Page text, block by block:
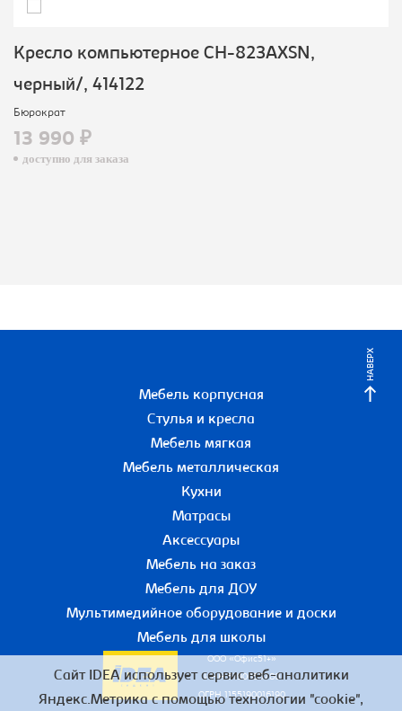
Кресло компьютерное CH-823AXSN,
черный/, 414122
Бюрократ
13 990 ₽
доступно для заказа
НАВЕРХ
Мебель корпусная
Стулья и кресла
Мебель мягкая
Мебель металлическая
Кухни
Матрасы
Аксессуары
Мебель на заказ
Мебель для ДОУ
Мультимедийное оборудование и доски
Мебель для школы
ООО «Офис51+»
ИНН 5190055780
ОГРН 1155190016190
Сайт IDEA использует сервис веб-аналитики
Яндекс.Метрика с помощью технологии "cookie",